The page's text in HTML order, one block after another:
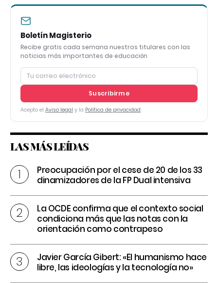
Boletín Magisterio
Recibe gratis cada semana nuestros titulares con las
noticias más importantes de educación
Suscribirme
Acepto el Aviso legal y la Política de privacidad
LAS MÁS LEÍDAS
Preocupación por el cese de 20 de los 33
dinamizadores de la FP Dual intensiva
La OCDE confirma que el contexto social
condiciona más que las notas con la
orientación como contrapeso
Javier García Gibert: «El humanismo hace
libre, las ideologías y la tecnología no»